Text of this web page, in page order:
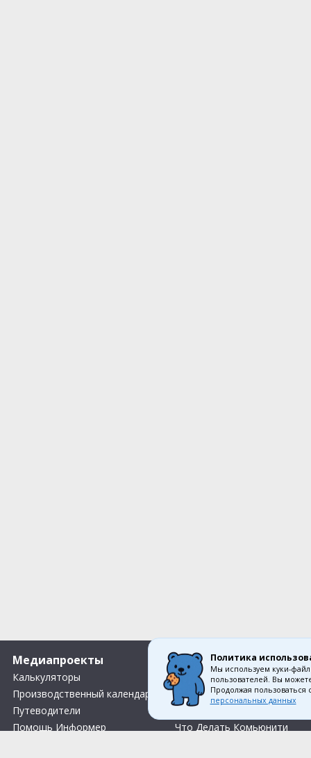
Медиапроекты
Калькуляторы
Производственный календарь
Путеводители
Помощь Информер
О компании
Вакансии
Контакты
О нас
Что Делать Комьюнити
Политика
Мы используем куки-
пользователей. Вы
Продолжая
персональных данных